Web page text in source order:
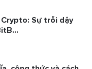
Sự trỗi dậy